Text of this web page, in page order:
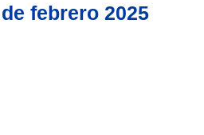
febrero 2025